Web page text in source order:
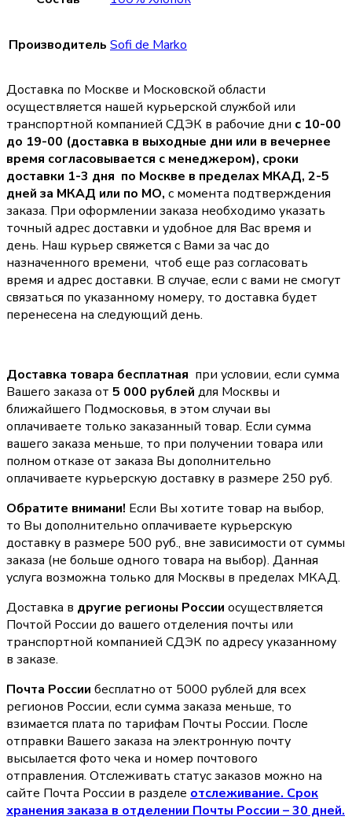
Производитель Sofi de Marko
Доставка по Москве и Московской области
осуществляется нашей курьерской службой или
транспортной компанией СДЭК в рабочие дни с 10-00
до 19-00 (доставка в выходные дни или в вечернее
время согласовывается с менеджером), сроки
доставки 1-3 дня по Москве в пределах МКАД, 2-5
дней за МКАД или по МО, с момента подтверждения
заказа. При оформлении заказа необходимо указать
точный адрес доставки и удобное для Вас время и
день. Наш курьер свяжется с Вами за час до
назначенного времени, чтоб еще раз согласовать
время и адрес доставки. В случае, если с вами не смогут
связаться по указанному номеру, то доставка будет
перенесена на следующий день.
Доставка товара бесплатная при условии, если сумма
Вашего заказа от 5 000 рублей для Москвы и
ближайшего Подмосковья, в этом случаи вы
оплачиваете только заказанный товар. Если сумма
вашего заказа меньше, то при получении товара или
полном отказе от заказа Вы дополнительно
оплачиваете курьерскую доставку в размере 250 руб.
Обратите внимани! Если Вы хотите товар на выбор,
то Вы дополнительно оплачиваете курьерскую
доставку в размере 500 руб., вне зависимости от суммы
заказа (не больше одного товара на выбор). Данная
услуга возможна только для Москвы в пределах МКАД.
Доставка в другие регионы России осуществляется
Почтой России до вашего отделения почты или
транспортной компанией СДЭК по адресу указанному
в заказе.
Почта России бесплатно от 5000 рублей для всех
регионов России, если сумма заказа меньше, то
взимается плата по тарифам Почты России. После
отправки Вашего заказа на электронную почту
высылается фото чека и номер почтового
отправления. Отслеживать статус заказов можно на
сайте Почта России в разделе oтслеживание. Срок
хранения заказа в отделении Почты России – 30 дней.